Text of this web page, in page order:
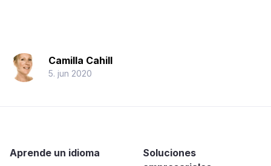
Camilla Cahill
5. jun 2020
Aprende un idioma
Soluciones